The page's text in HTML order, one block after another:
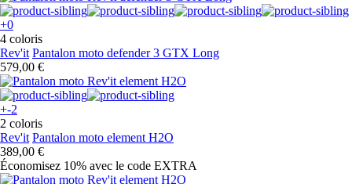
+0
4 coloris
Rev'it Pantalon moto defender 3 GTX Long
579,00 €
+-2
2 coloris
Rev'it Pantalon moto element H2O
389,00 €
Économisez 10% avec le code EXTRA